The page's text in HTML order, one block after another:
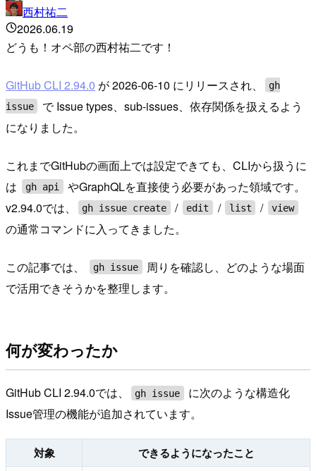
西村祐二
2026.06.19
どうも！オペ部の西村祐二です！
GitHub CLI 2.94.0 が 2026-06-10 にリリースされ、
gh
issue
で Issue types、sub-issues、依存関係を扱えるよう
になりました。
これまでGitHubの画面上では設定できても、CLIから扱うに
は
gh api
やGraphQLを直接使う必要があった領域です。
v2.94.0では、
gh issue create / edit / list / view
の通常コマンドに入ってきました。
この記事では、 gh issue
周りを確認し、どのような場面
で活用できそうかを整理します。
何が変わったか
GitHub CLI 2.94.0では、 gh issue
に次のような構造化
Issue管理の機能が追加されています。
対象 できるようになったこと